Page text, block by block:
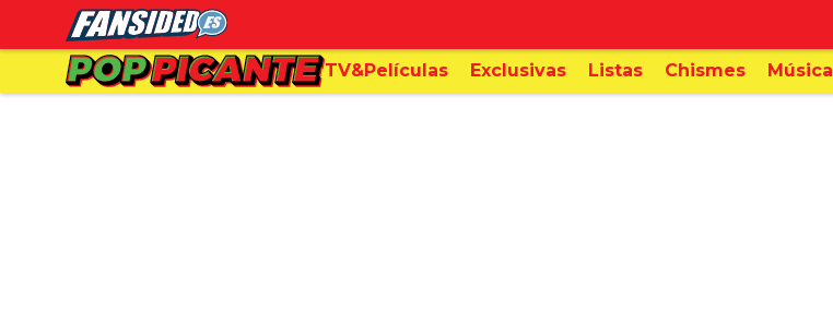
TV&Películas Exclusivas Listas Chismes Música